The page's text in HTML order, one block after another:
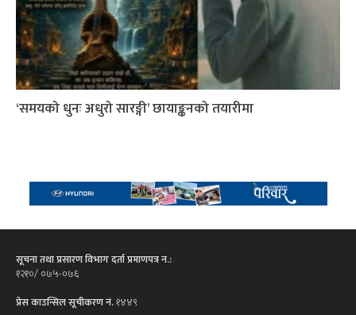
‘समयको धुनः अधुरो सारङ्गी’ छायाङ्कनको तयारीमा
सूचना तथा प्रसारण विभाग दर्ता प्रमाणपत्र न.:
१२१०/ ०७५-०७६
प्रेस काउन्सिल सूचीकरण नं.१४४९